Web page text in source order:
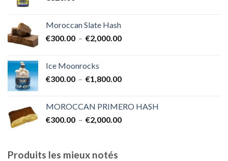
Moroccan Slate Hash
€300.00 – €2,000.00Plage
à
Ice Moonrocks
€300.00 – €1,800.00Plage
€300.00
à
MOROCCAN PRIMERO HASH
€300.00 – €2,000.00Plage
Produits les mieux notés